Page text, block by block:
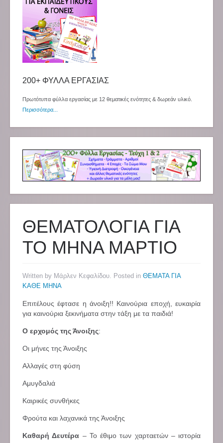
200+ ΦΥΛΛΑ ΕΡΓΑΣΙΑΣ
Πρωτότυπα φύλλα εργασίας με 12 θεματικές ενότητες & δωρεάν υλικό.
Περισσότερα...
ΘΕΜΑΤΟΛΟΓΙΑ ΓΙΑ
ΤΟ ΜΗΝΑ ΜΑΡΤΙΟ
Written by Μάρλεν Κεφαλίδου. Posted in ΘΕΜΑΤΑ ΓΙΑ
ΚΑΘΕ ΜΗΝΑ
Επιτέλους έφτασε η άνοιξη!! Καινούρια εποχή, ευκαιρία
για καινούρια ξεκινήματα στην τάξη με τα παιδιά!
Ο ερχομός της Άνοιξης:
Οι μήνες της Άνοιξης
Αλλαγές στη φύση
Αμυγδαλιά
Καιρικές συνθήκες
Φρούτα και λαχανικά της Άνοιξης
Καθαρή Δευτέρα – Το έθιμο των χαρταετών – ιστορία